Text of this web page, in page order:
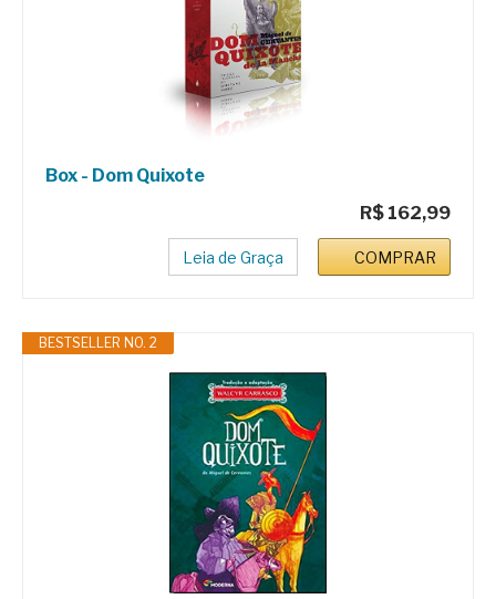
Box - Dom Quixote
R$ 162,99
Leia de Graça COMPRAR
BESTSELLER NO. 2